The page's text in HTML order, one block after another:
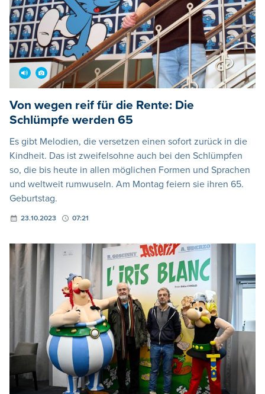
Von wegen reif für die Rente: Die
Schlümpfe werden 65
Es gibt Melodien, die versetzen einen sofort zurück in die
Kindheit. Das ist zweifelsohne auch bei den Schlümpfen
so, die bis heute in allen möglichen Formen und Sprachen
und weltweit rumwuseln. Am Montag feiern sie ihren 65.
Geburtstag.
23.10.2023 07:21